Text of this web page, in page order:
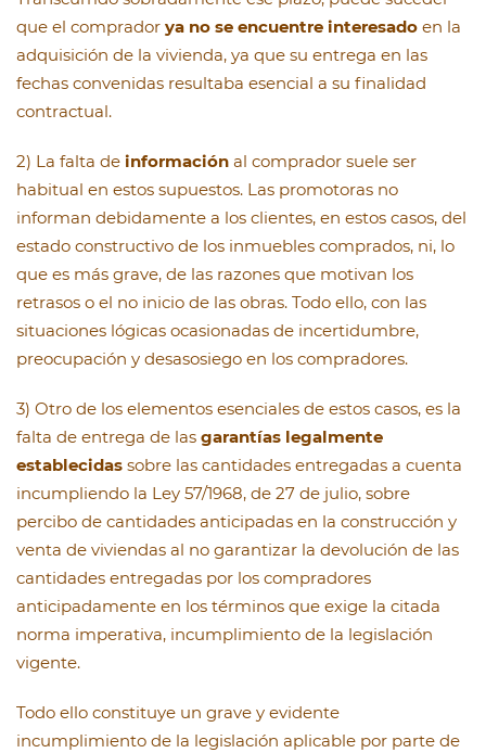
que el comprador ya no se encuentre interesado en la
adquisición de la vivienda, ya que su entrega en las
fechas convenidas resultaba esencial a su finalidad
contractual.
2) La falta de información al comprador suele ser
habitual en estos supuestos. Las promotoras no
informan debidamente a los clientes, en estos casos, del
estado constructivo de los inmuebles comprados, ni, lo
que es más grave, de las razones que motivan los
retrasos o el no inicio de las obras. Todo ello, con las
situaciones lógicas ocasionadas de incertidumbre,
preocupación y desasosiego en los compradores.
3) Otro de los elementos esenciales de estos casos, es la
falta de entrega de las garantías legalmente
establecidas sobre las cantidades entregadas a cuenta
incumpliendo la Ley 57/1968, de 27 de julio, sobre
percibo de cantidades anticipadas en la construcción y
venta de viviendas al no garantizar la devolución de las
cantidades entregadas por los compradores
anticipadamente en los términos que exige la citada
norma imperativa, incumplimiento de la legislación
vigente.
Todo ello constituye un grave y evidente
incumplimiento de la legislación aplicable por parte de